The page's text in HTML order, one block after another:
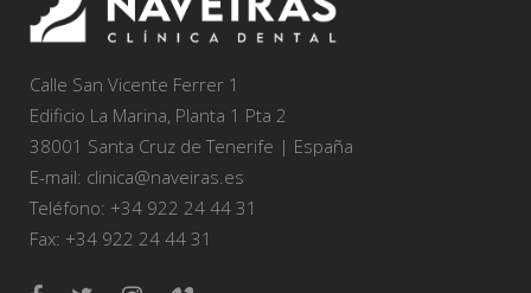
Calle San Vicente Ferrer 1
Edificio La Marina, Planta 1 Pta 2
38001 Santa Cruz de Tenerife | España
E-mail: clinica@naveiras.es
Teléfono: +34 922 24 44 31
Fax: +34 922 24 44 31